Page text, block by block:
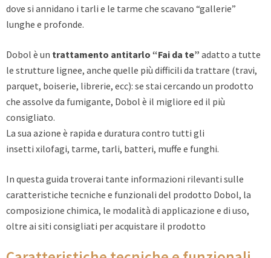
dove si annidano i tarli e le tarme che scavano “gallerie”
lunghe e profonde.
Dobol è un trattamento antitarlo “Fai da te” adatto a tutte
le strutture lignee, anche quelle più difficili da trattare (travi,
parquet, boiserie, librerie, ecc): se stai cercando un prodotto
che assolve da fumigante, Dobol è il migliore ed il più
consigliato.
La sua azione è rapida e duratura contro tutti gli
insetti xilofagi, tarme, tarli, batteri, muffe e funghi.
In questa guida troverai tante informazioni rilevanti sulle
caratteristiche tecniche e funzionali del prodotto Dobol, la
composizione chimica, le modalità di applicazione e di uso,
oltre ai siti consigliati per acquistare il prodotto